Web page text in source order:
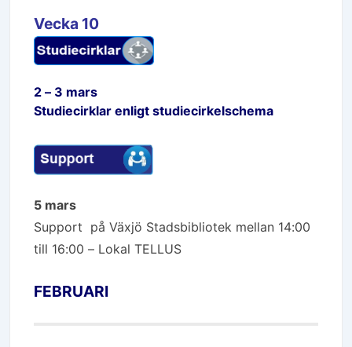
Vecka 10
2 – 3 mars
Studiecirklar enligt studiecirkelschema
5 mars
Support på Växjö Stadsbibliotek mellan 14:00
till 16:00 – Lokal TELLUS
FEBRUARI